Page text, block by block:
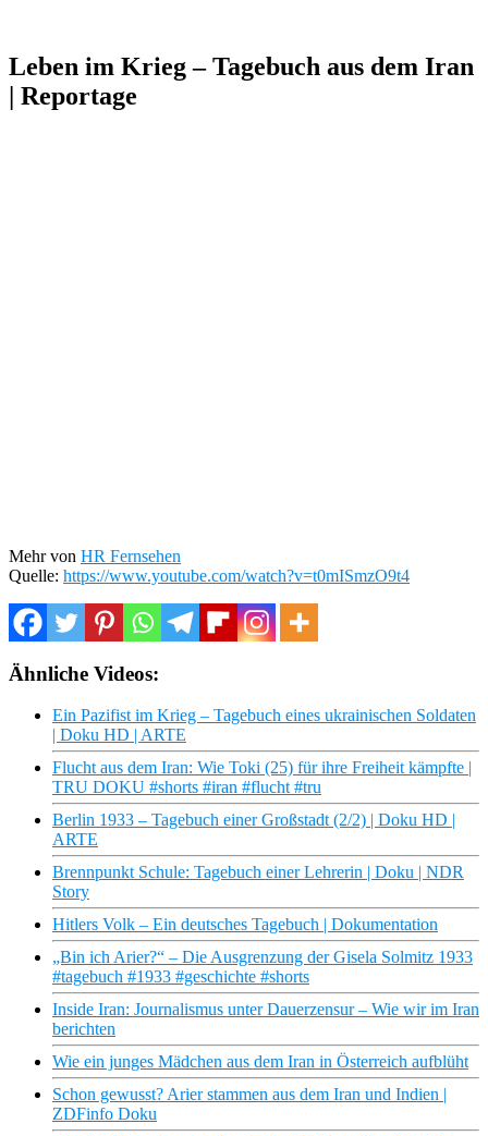
Leben im Krieg – Tagebuch aus dem Iran
| Reportage
Mehr von HR Fernsehen
Quelle: https://www.youtube.com/watch?v=t0mISmzO9t4
Ähnliche Videos:
Ein Pazifist im Krieg – Tagebuch eines ukrainischen Soldaten
| Doku HD | ARTE
Flucht aus dem Iran: Wie Toki (25) für ihre Freiheit kämpfte |
TRU DOKU #shorts #iran #flucht #tru
Berlin 1933 – Tagebuch einer Großstadt (2/2) | Doku HD |
ARTE
Brennpunkt Schule: Tagebuch einer Lehrerin | Doku | NDR
Story
Hitlers Volk – Ein deutsches Tagebuch | Dokumentation
„Bin ich Arier?“ – Die Ausgrenzung der Gisela Solmitz 1933
#tagebuch #1933 #geschichte #shorts
Inside Iran: Journalismus unter Dauerzensur – Wie wir im Iran
berichten
Wie ein junges Mädchen aus dem Iran in Österreich aufblüht
Schon gewusst? Arier stammen aus dem Iran und Indien |
ZDFinfo Doku